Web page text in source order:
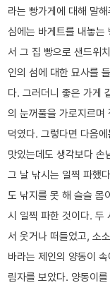
라는 빵가게에 대해 말
심에는 바게트를 내놓는
서 그 집 빵으로 샌드위
인의 섬에 대한 묘사를
다. 그러더니 좋은 가게
의 눈꺼풀을 가로지르며
덕였다. 그렇다면 다음
맛있는데도 생각보다 손
그 날 낚시는 일찍 파했
도 낚지를 못 해 슬슬 몸
시 일찍 파한 것이다. 두
서 웃거나 떠들었고, 소
바라는 제인의 양동이
림자를 보았다. 양동이